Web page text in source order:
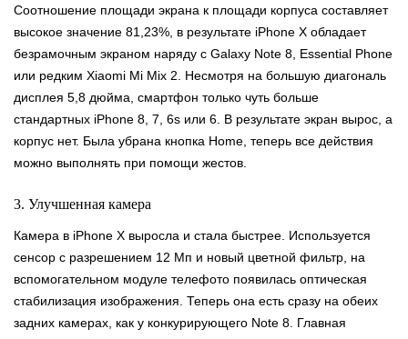
Соотношение площади экрана к площади корпуса составляет
высокое значение 81,23%, в результате iPhone X обладает
безрамочным экраном наряду с Galaxy Note 8, Essential Phone
или редким Xiaomi Mi Mix 2. Несмотря на большую диагональ
дисплея 5,8 дюйма, смартфон только чуть больше
стандартных iPhone 8, 7, 6s или 6. В результате экран вырос, а
корпус нет. Была убрана кнопка Home, теперь все действия
можно выполнять при помощи жестов.
3. Улучшенная камера
Камера в iPhone X выросла и стала быстрее. Используется
сенсор с разрешением 12 Мп и новый цветной фильтр, на
вспомогательном модуле телефото появилась оптическая
стабилизация изображения. Теперь она есть сразу на обеих
задних камерах, как у конкурирующего Note 8. Главная